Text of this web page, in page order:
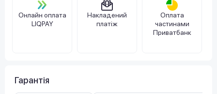
Онлайн оплата
LIQPAY
Накладений
платіж
Оплата
частинами
Приватбанк
Гарантія